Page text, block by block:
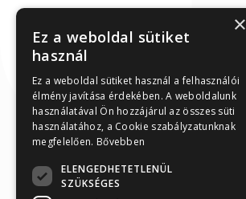
×
Ez a weboldal sütiket
használ
Ez a weboldal sütiket használ a felhasználói
élmény javítása érdekében. A weboldalunk
használatával Ön hozzájárul az összes süti
használatához, a Cookie szabályzatunknak
megfelelően. Bővebben
ELENGEDHETETLENÜL
SZÜKSÉGES